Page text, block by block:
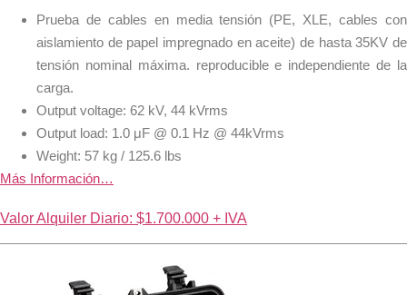
Prueba de cables en media tensión (PE, XLE, cables con
aislamiento de papel impregnado en aceite) de hasta 35KV de
tensión nominal máxima. reproducible e independiente de la
carga.
Output voltage: 62 kV, 44 kVrms
Output load: 1.0 μF @ 0.1 Hz @ 44kVrms
Weight: 57 kg / 125.6 lbs
Más Información…
Valor Alquiler Diario: $1.700.000 + IVA